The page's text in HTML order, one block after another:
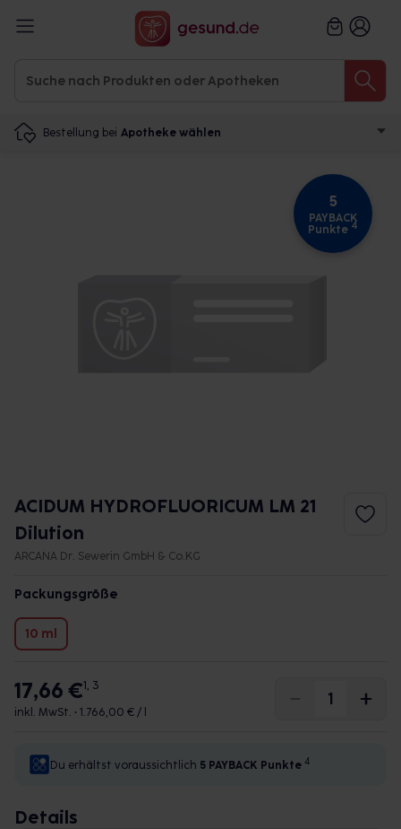
Bestellung bei Apotheke wählen
5
PAYBACK
Punkte 4
ACIDUM HYDROFLUORICUM LM 21
Dilution
ARCANA Dr. Sewerin GmbH & Co.KG
Packungsgröße
10 ml
17,66 €1, 3
inkl. MwSt. • 1.766,00 € / l
Du erhältst voraussichtlich 5 PAYBACK Punkte 4
Details